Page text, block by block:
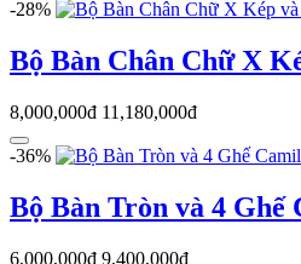
-28%
Bộ Bàn Chân Chữ X
8,000,000đ 11,180,000đ
-36%
Bộ Bàn Tròn và 4 Ghế
6,000,000đ 9,400,000đ